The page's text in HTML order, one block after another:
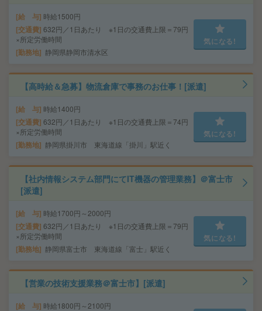
給 与 時給1500円
交通費 632円／1日あたり ※1日の交通費上限＝79円
×所定労働時間
勤務地 静岡県静岡市清水区
気になる!
【高時給＆急募】物流倉庫で事務のお仕事！[派遣]
給 与 時給1400円
交通費 632円／1日あたり ※1日の交通費上限＝74円
×所定労働時間
勤務地 静岡県掛川市 東海道線「掛川」駅近く
気になる!
【社内情報システム部門にてIT機器の管理業務】＠富士市
[派遣]
給 与 時給1700円～2000円
交通費 632円／1日あたり ※1日の交通費上限＝79円
×所定労働時間
勤務地 静岡県富士市 東海道線「富士」駅近く
気になる!
【営業の技術支援業務＠富士市】[派遣]
給 与 時給1800円～2100円